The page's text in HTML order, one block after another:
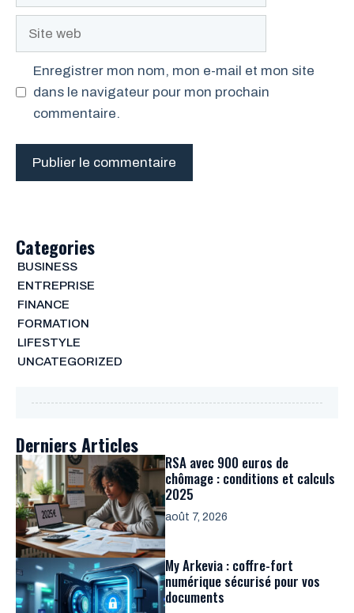
Enregistrer mon nom, mon e-mail et mon site
dans le navigateur pour mon prochain
commentaire.
Categories
BUSINESS
ENTREPRISE
FINANCE
FORMATION
LIFESTYLE
UNCATEGORIZED
Derniers Articles
RSA avec 900 euros de
chômage : conditions et calculs
2025
août 7, 2026
My Arkevia : coffre-fort
numérique sécurisé pour vos
documents